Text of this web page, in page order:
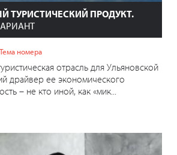
ТУРИСТИЧЕСКИЙ ПРОДУКТ.
Тема номера
отрасль для Ульяновской
драйвер ее экономического
– не кто иной, как «мик...